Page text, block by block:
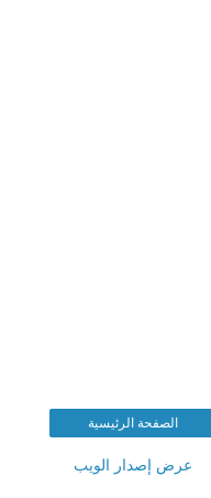
الصفحة الرئيسية
عرض إصدار الويب